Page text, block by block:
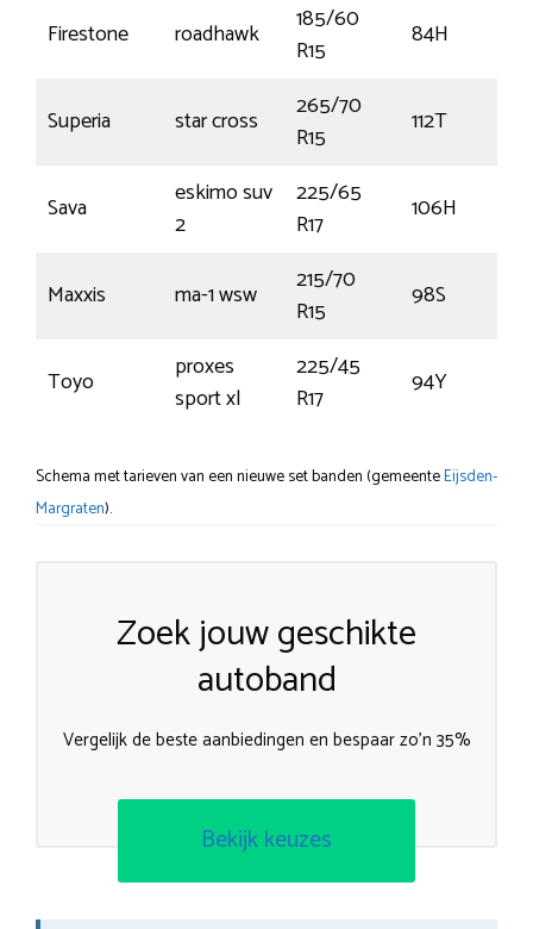
Firestone roadhawk
185/60
R15
84H
Superia star cross
265/70
R15
112T
Sava
eskimo suv
2
225/65
R17
106H
Maxxis ma-1 wsw
215/70
R15
98S
Toyo
proxes
sport xl
225/45
R17
94Y
Schema met tarieven van een nieuwe set banden (gemeenteEijsden-
Margraten).
Zoek jouw geschikte
autoband
Vergelijk de beste aanbiedingen en bespaar zo’n 35%
Bekijk keuzes